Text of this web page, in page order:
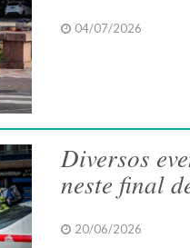
04/07/2026
Diversos
neste final
20/06/2026